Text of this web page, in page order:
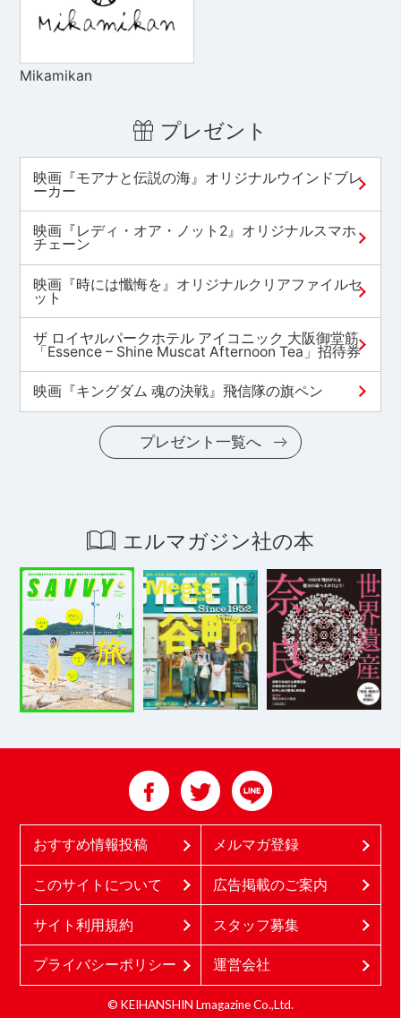
Mikamikan
プレゼント
映画『モアナと伝説の海』オリジナルウインドブレ
ーカー
映画『レディ・オア・ノット2』オリジナルスマホ
チェーン
映画『時には懺悔を』オリジナルクリアファイルセ
ット
ザ ロイヤルパークホテル アイコニック 大阪御堂筋
「Essence – Shine Muscat Afternoon Tea」招待券
映画『キングダム 魂の決戦』飛信隊の旗ペン
プレゼント一覧へ
エルマガジン社の本
おすすめ情報投稿 メルマガ登録
このサイトについて 広告掲載のご案内
サイト利用規約 スタッフ募集
プライバシーポリシー 運営会社
© KEIHANSHIN Lmagazine Co.,Ltd.